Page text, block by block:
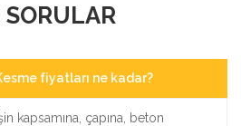
fiyatları ne kadar?
kapsamına, çapına, beton